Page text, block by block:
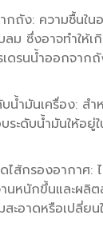
ถัง: ความชื้นใน
ลม ซึ่งอาจทำให้เ
ดรนน้ำออกจากถั
น้ำมันเครื่อง: ส
ระดับน้ำมันให้อ
ไส้กรองอากาศ:
านหนักขึ้นและผลิ
ะอาดหรือเปลี่ยน